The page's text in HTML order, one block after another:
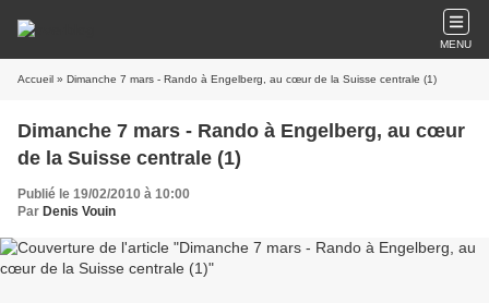
MENU
Accueil » Dimanche 7 mars - Rando à Engelberg, au cœur de la Suisse centrale (1)
Dimanche 7 mars - Rando à Engelberg, au cœur
de la Suisse centrale (1)
Publié le 19/02/2010 à 10:00
Par Denis Vouin